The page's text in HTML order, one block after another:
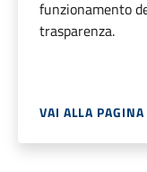
funzionamento
trasparenza.
VAI ALLA PAGINA